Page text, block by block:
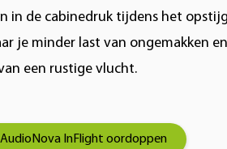
in de cabinedruk tijdens het
je minder last van ongemakken
een rustige vlucht.
AudioNova InFlight oordoppen